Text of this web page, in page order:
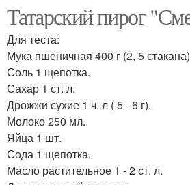
Татарский пирог
Для теста:
Мука пшеничная 400 г (2, 5
Соль 1 щепотка.
Сахар 1 ст. л.
Дрожжи сухие 1 ч. л ( 5 - 6 г).
Молоко 250 мл.
Яйца 1 шт.
Сода 1 щепотка.
Масло растительное 1 - 2 ст. л.